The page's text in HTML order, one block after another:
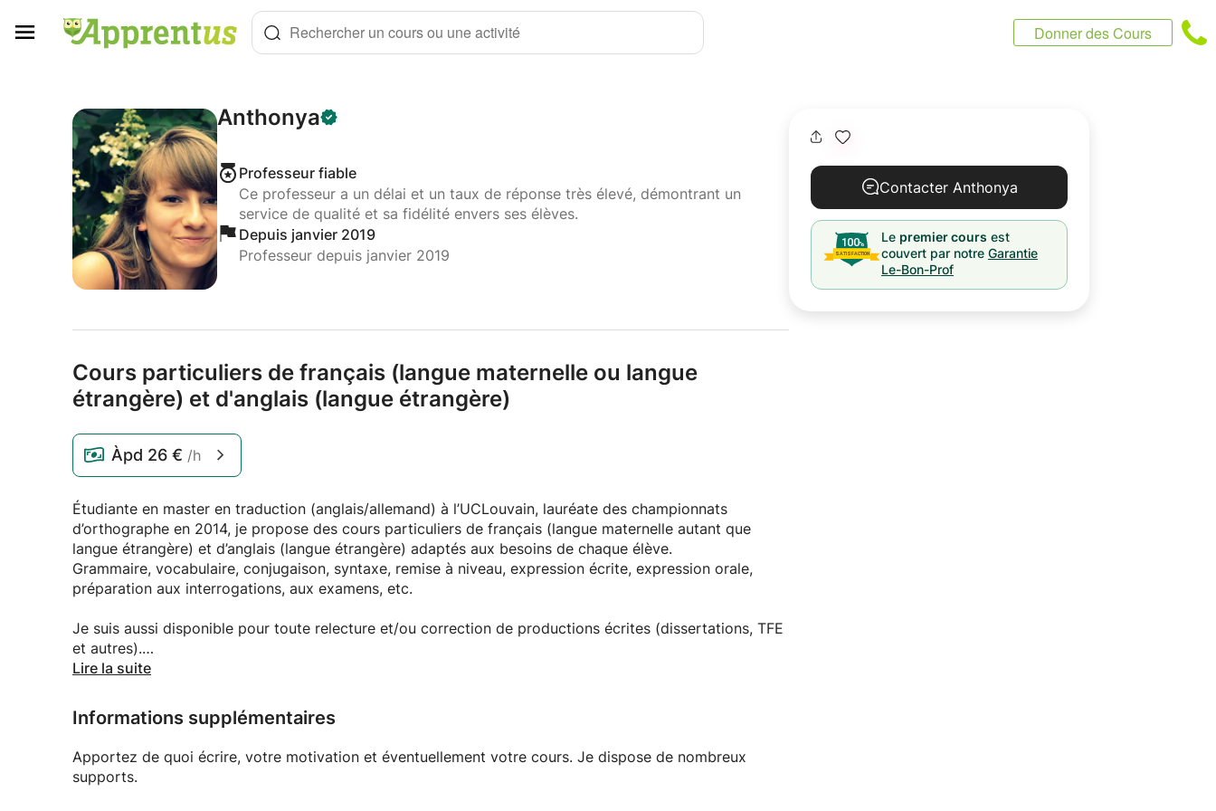
Rechercher un cours ou une activité Donner des Cours
Anthonya
Professeur fiable
Ce professeur a un délai et un taux de réponse très élevé, démontrant un
service de qualité et sa fidélité envers ses élèves.
Depuis janvier 2019
Professeur depuis janvier 2019
Cours particuliers de français (langue maternelle ou langue
étrangère) et d'anglais (langue étrangère)
Àpd 26 € /h
Étudiante en master en traduction (anglais/allemand) à l’UCLouvain, lauréate des championnats
d’orthographe en 2014, je propose des cours particuliers de français (langue maternelle autant que
langue étrangère) et d’anglais (langue étrangère) adaptés aux besoins de chaque élève.
Grammaire, vocabulaire, conjugaison, syntaxe, remise à niveau, expression écrite, expression orale,
préparation aux interrogations, aux examens, etc.
Je suis aussi disponible pour toute relecture et/ou correction de productions écrites (dissertations, TFE
et autres).
Lire la suite
Informations supplémentaires
Apportez de quoi écrire, votre motivation et éventuellement votre cours. Je dispose de nombreux
supports.
Contacter Anthonya
Le premier cours est
couvert par notre Garantie
Le-Bon-Prof